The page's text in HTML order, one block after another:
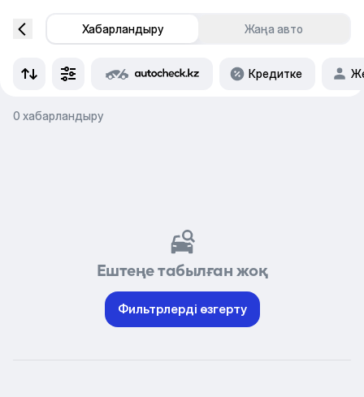
Хабарландыру Жаңа авто
Кредитке
0 хабарландыру
Ештеңе табылған жоқ
Фильтрлерді өзгерту